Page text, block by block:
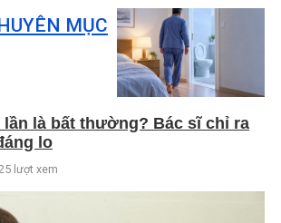
MỤC
lần là bất thường? Bác sĩ chỉ ra
lo
lượt xem